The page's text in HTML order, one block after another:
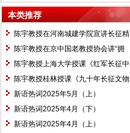
本类推荐
陈宇教授在河南城建学院宣讲长征精
神及红25军长征史
陈宇教授在京中国老教授协会讲“拥
抱中华新文明”
陈宇教授上海大学授课《红军长征中
的黄埔师生》
陈宇教授桂林授课《九十年长征文物
鉴赏》
新语热词2025年5月（上）
新语热词2025年4月（下）
新语热词2025年4月（上）